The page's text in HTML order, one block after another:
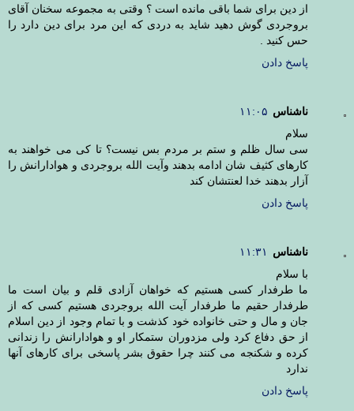
از دین برای شما باقی مانده است ؟ وقتی به مجموعه سخنان آقای
بروجردی گوش دهید شاید به دردی که این مرد برای دین دارد را
حس کنید .
پاسخ دادن
ناشناس ۱۱:۰۵
سلام
سی سال ظلم و ستم بر مردم بس نیست؟ تا کی می خواهند به
کارهای کثیف شان ادامه بدهند وآیت الله بروجردی و هوادارانش را
آزار بدهند خدا لعنتشان کند
پاسخ دادن
ناشناس
۱۱:۳۱
با سلام
ما طرفدار کسی هستیم که خواهان آزادی قلم و بیان است ما
طرفدار حقیم ما طرفدار آیت الله بروجردی هستیم کسی که از
جان و مال و حتی خانواده خود کذشت و با تمام وجود از دین اسلام
از حق دفاع کرد ولی مزدوران ستمکار او و هوادارانش را زندانی
کرده و شکنجه می کنند چرا حقوق بشر پاسخی برای کارهای آنها
ندارد
پاسخ دادن